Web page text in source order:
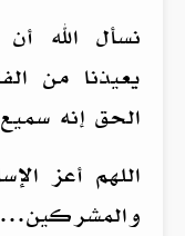
نسأل الله
يعيذنا من
الحق إنه
اللهم أعز
والمشركين…